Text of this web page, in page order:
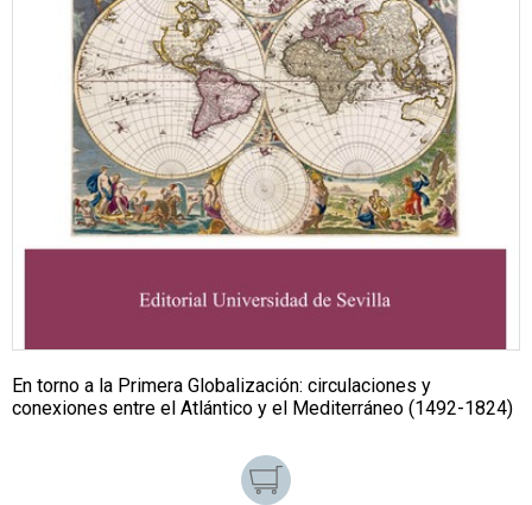
En torno a la Primera Globalización: circulaciones y
conexiones entre el Atlántico y el Mediterráneo (1492-1824)